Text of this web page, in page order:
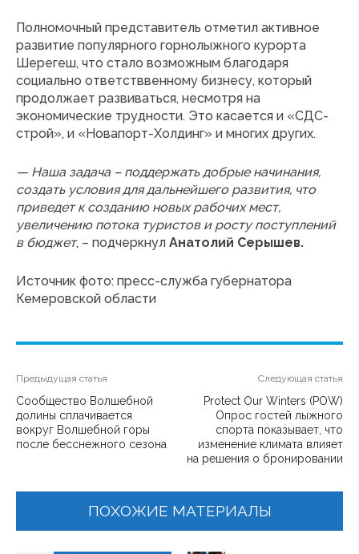
Полномочный представитель отметил активное
развитие популярного горнолыжного курорта
Шерегеш, что стало возможным благодаря
социально ответстввенному бизнесу, который
продолжает развиваться, несмотря на
экономические трудности. Это касается и «СДС-
строй», и «Новапорт-Холдинг» и многих других.
— Наша задача – поддержать добрые начинания,
создать условия для дальнейшего развития, что
приведет к созданию новых рабочих мест,
увеличению потока туристов и росту поступлений
в бюджет, – подчеркнул Анатолий Серышев.
Источник фото: пресс-служба губернатора
Кемеровской области
Предыдущая статья
Сообщество Волшебной
долины сплачивается
вокруг Волшебной горы
после бесснежного сезона
Следующая статья
Protect Our Winters (POW)
Опрос гостей лыжного
спорта показывает, что
изменение климата влияет
на решения о бронировании
ПОХОЖИЕ МАТЕРИАЛЫ